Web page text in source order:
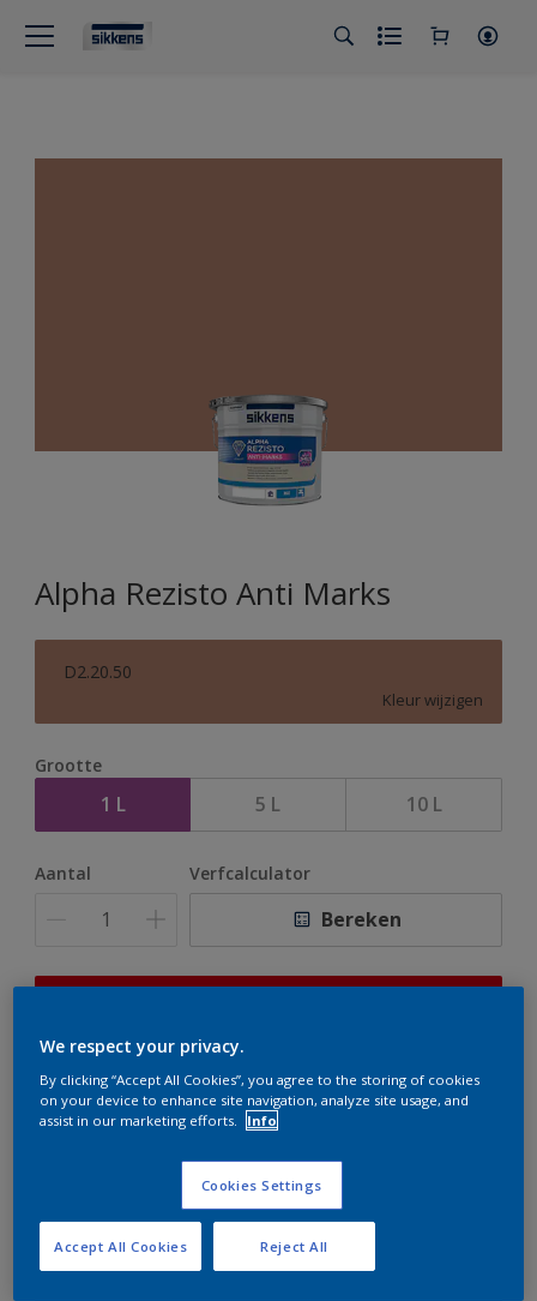
Alpha Rezisto Anti Marks
D2.20.50
Kleur wijzigen
Grootte
1 L 5 L 10 L
Aantal Verfcalculator
Bereken
er hard aan om de voorraad aan te vullen.
Boodschappenlijst
Vind een winkel
We respect your privacy.
By clicking “Accept All Cookies”, you agree to the storing of cookies
on your device to enhance site navigation, analyze site usage, and
assist in our marketing efforts.
Info
Cookies Settings
Reject All
Accept All Cookies